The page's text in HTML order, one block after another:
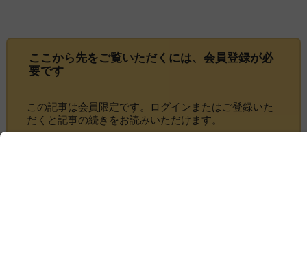
ここから先をご覧いただくには、 会員登録が必
要です
この記事は会員限定です。ログインまたはご登録いた
だくと記事の続きをお読みいただけます。